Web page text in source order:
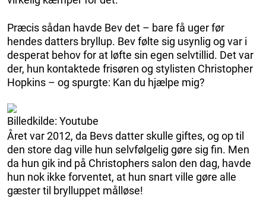
Præcis sådan havde Bev det – bare få uger før
hendes datters bryllup. Bev følte sig usynlig og var i
desperat behov for at løfte sin egen selvtillid. Det var
der, hun kontaktede frisøren og stylisten Christopher
Hopkins – og spurgte: Kan du hjælpe mig?
Billedkilde: Youtube
Året var 2012, da Bevs datter skulle giftes, og op til
den store dag ville hun selvfølgelig gøre sig fin. Men
da hun gik ind på Christophers salon den dag, havde
hun nok ikke forventet, at hun snart ville gøre alle
gæster til brylluppet målløse!